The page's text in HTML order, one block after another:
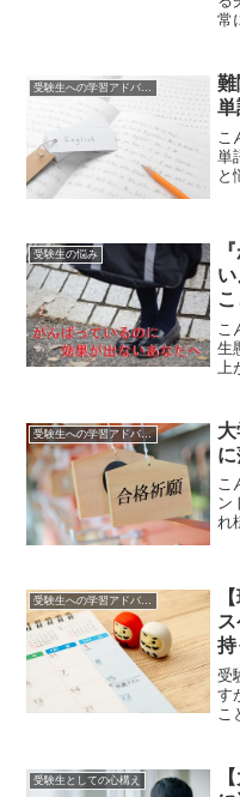
常
難
単
こ
単
と
受験生の悩み
こ
生
受験生への学習アドバイス
こ
ン
れ
受験生への学習アドバイス
持
受
す
こ
受験生としての心構え